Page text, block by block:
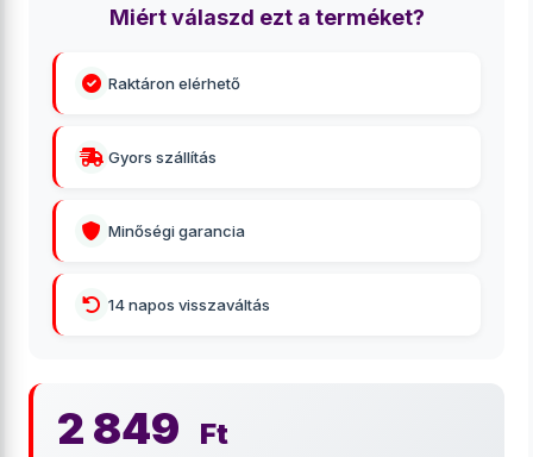
Miért válaszd ezt a terméket?
Raktáron elérhető
Gyors szállítás
Minőségi garancia
14 napos visszaváltás
2 849 Ft